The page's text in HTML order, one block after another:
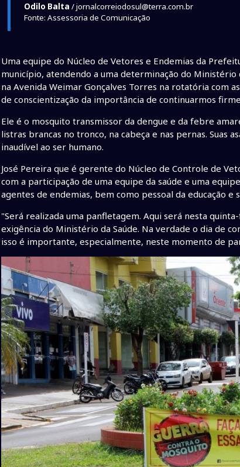
Odilo Balta / jornalcorreiodosul@terra.com.br
Fonte: Assessoria de Comunicação
Uma equipe do Núcleo de Vetores e Endemias da
município, atendendo a uma determinação do
na Avenida Weimar Gonçalves Torres na rotatória com
de conscientização da importância de continuarmos
Ele é o mosquito transmissor da dengue e da febre
listras brancas no tronco, na cabeça e nas pernas. Suas
inaudível ao ser humano.
José Pereira que é gerente do Núcleo de Controle de
com a participação de uma equipe da saúde e uma
agentes de endemias, bem como pessoal da educação e
"Será realizada uma panfletagem. Aqui será nesta
exigência do Ministério da Saúde. Na verdade o dia de
isso é importante, especialmente, neste momento de